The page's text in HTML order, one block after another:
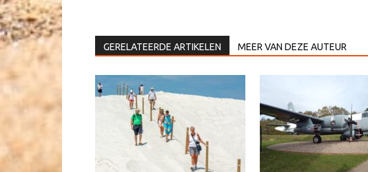
GERELATEERDE ARTIKELEN MEER VAN DEZE AUTEUR